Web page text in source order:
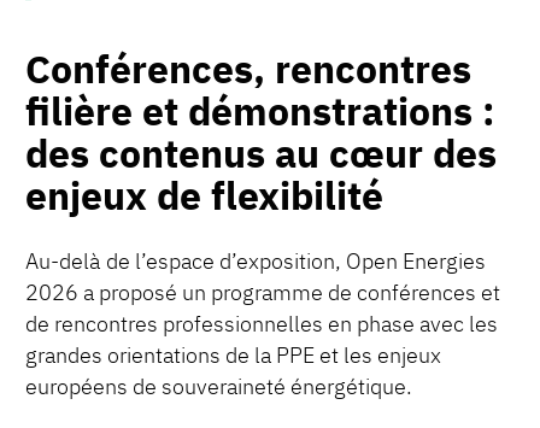
Conférences, rencontres
filière et démonstrations :
des contenus au cœur des
enjeux de flexibilité
Au-delà de l’espace d’exposition, Open Energies
2026 a proposé un programme de conférences et
de rencontres professionnelles en phase avec les
grandes orientations de la PPE et les enjeux
européens de souveraineté énergétique.